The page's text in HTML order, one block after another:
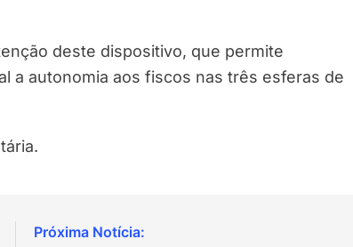
deste dispositivo, que permite
a autonomia aos fiscos nas três esferas de